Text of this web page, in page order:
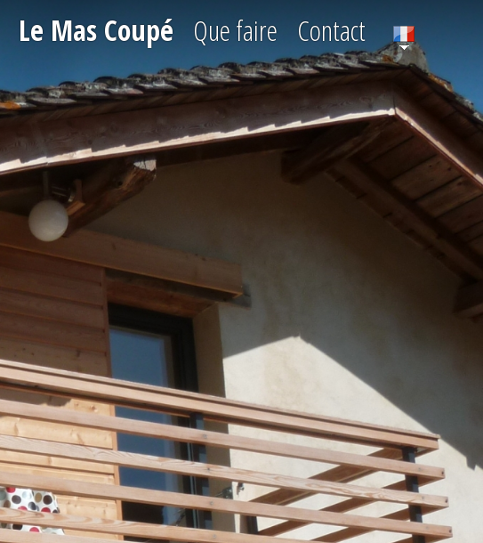
Le Mas Coupé Que faire Contact